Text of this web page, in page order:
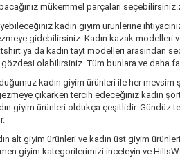
mükemmel parçaları
kadın giyim ürünlerine
gidebilirsiniz. Kadın kazak modelleri
ya da kadın tayt modelleri arasından
olabilirsiniz. Tüm bunlara ve daha
kadın giyim ürünleri ile her
çıkarken tercih edeceğiniz kadın
giyim ürünleri oldukça çeşitlidir. Gündüz
giyim ürünleri ve kadın üst giyim
giyim kategorilerimizi inceleyin ve